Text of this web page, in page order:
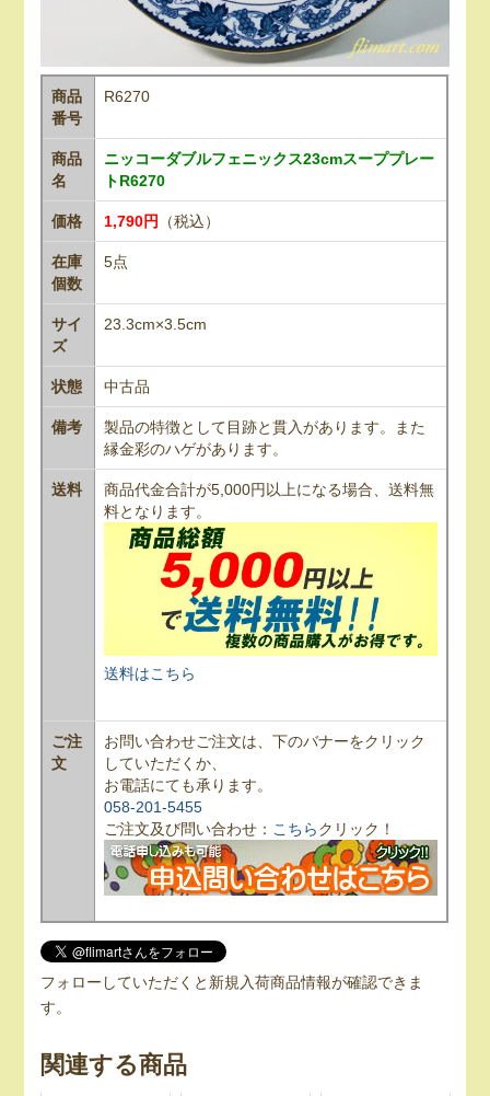
商品
番号
R6270
商品
名
ニッコーダブルフェニックス23cmスーププレー
トR6270
価格 1,790円 （税込）
在庫
個数
5点
サイ
ズ
23.3cm×3.5cm
状態 中古品
備考
製品の特徴として目跡と貫入があります。また
縁金彩のハゲがあります。
送料
商品代金合計が5,000円以上になる場合、送料無
料となります。
送料はこちら
ご注
文
お問い合わせご注文は、下のバナーをクリック
していただくか、
お電話にても承ります。
058-201-5455
ご注文及び問い合わせ： こちらクリック！
フォローしていただくと新規入荷商品情報が確認できま
す。
関連する商品